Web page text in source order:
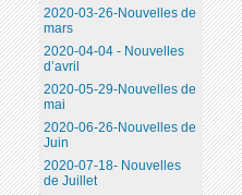
2020-03-26-Nouvelles de
mars
2020-04-04 - Nouvelles
d’avril
2020-05-29-Nouvelles de
mai
2020-06-26-Nouvelles de
Juin
2020-07-18- Nouvelles
de Juillet